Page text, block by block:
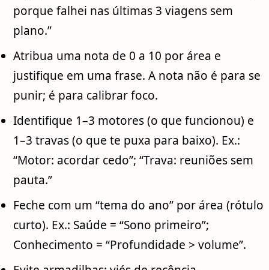
porque falhei nas últimas 3 viagens sem
plano.”
Atribua uma nota de 0 a 10 por área e
justifique em uma frase. A nota não é para se
punir; é para calibrar foco.
Identifique 1–3 motores (o que funcionou) e
1–3 travas (o que te puxa para baixo). Ex.:
“Motor: acordar cedo”; “Trava: reuniões sem
pauta.”
Feche com um “tema do ano” por área (rótulo
curto). Ex.: Saúde = “Sono primeiro”;
Conhecimento = “Profundidade > volume”.